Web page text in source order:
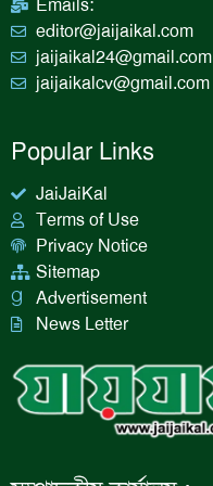
Emails:
editor@jaijaikal.com
jaijaikal24@gmail.com
jaijaikalcv@gmail.com
Popular Links
JaiJaiKal
Terms of Use
Privacy Notice
Sitemap
Advertisement
News Letter